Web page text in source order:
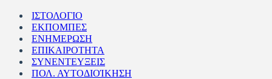
ΙΣΤΟΛΟΓΙΟ
ΕΚΠΟΜΠΕΣ
ΕΝΗΜΕΡΩΣΗ
ΕΠΙΚΑΙΡΟΤΗΤΑ
ΣΥΝΕΝΤΕΥΞΕΙΣ
ΠΟΛ. ΑΥΤΟΔΙΟΊΚΗΣΗ